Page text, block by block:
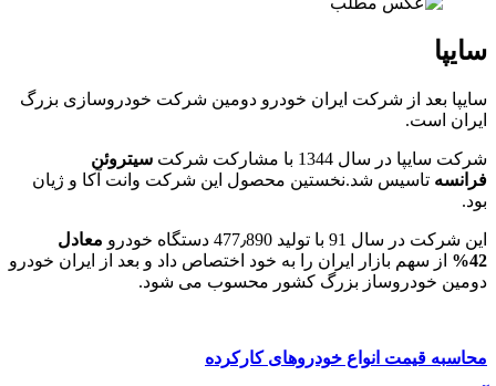
سایپا
سایپا بعد از شرکت ایران خودرو دومین شرکت خودروسازی بزرگ
ایران است.
شرکت سایپا در سال 1344 با مشارکت شرکت
سیتروئن
فرانسه تاسیس شد.نخستین محصول این شرکت وانت آکا و ژیان
بود.
این شرکت در سال 91 با تولید 477٫890 دستگاه خودرو
معادل
42%
از سهم بازار ایران را به خود اختصاص داد و بعد از ایران خودرو
دومین خودروساز بزرگ کشور محسوب می شود.
محاسبه قیمت انواع خودروهای کارکرده